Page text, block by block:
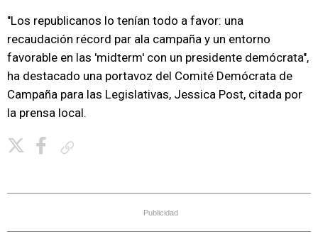
"Los republicanos lo tenían todo a favor: una
recaudación récord par ala campaña y un entorno
favorable en las 'midterm' con un presidente demócrata",
ha destacado una portavoz del Comité Demócrata de
Campaña para las Legislativas, Jessica Post, citada por
la prensa local.
Publicidad